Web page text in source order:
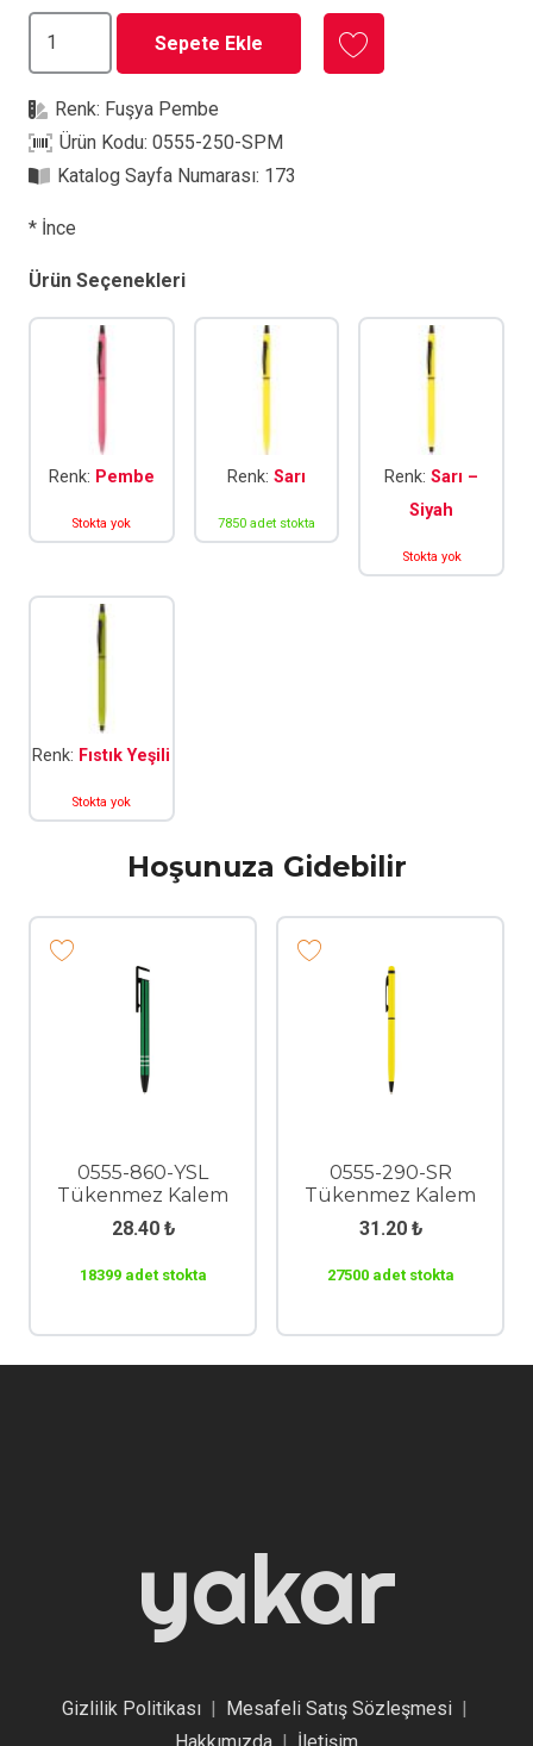
Tükenmez
Sepete Ekle
Renk: Fuşya Pembe
Ürün Kodu:0555-250-SPM
Katalog Sayfa Numarası: 173
* İnce
Ürün Seçenekleri
Renk: Pembe
Stokta yok
Renk: Sarı
7850 adet stokta
Renk:Sarı –
Siyah
Stokta yok
Renk: Fıstık Yeşili
Stokta yok
Hoşunuza Gidebilir
0555-860-YSL
Tükenmez Kalem
28.40 ₺
18399 adet stokta
0555-290-SR
Tükenmez Kalem
31.20 ₺
27500 adet stokta
yakar
Gizlilik Politikası| Mesafeli Satış Sözleşmesi|